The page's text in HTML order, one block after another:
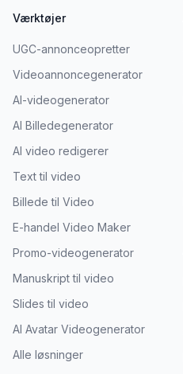
Værktøjer
UGC-annonceopretter
Videoannoncegenerator
AI-videogenerator
AI Billedegenerator
AI video redigerer
Text til video
Billede til Video
E-handel Video Maker
Promo-videogenerator
Manuskript til video
Slides til video
AI Avatar Videogenerator
Alle løsninger